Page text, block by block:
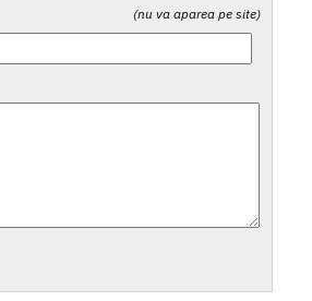
(nu va aparea pe site)